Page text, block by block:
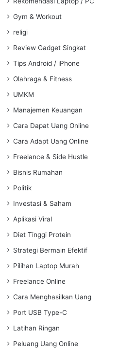
Gym & Workout
religi
Review Gadget Singkat
Tips Android / iPhone
Olahraga & Fitness
UMKM
Manajemen Keuangan
Cara Dapat Uang Online
Cara Adapt Uang Online
Freelance & Side Hustle
Bisnis Rumahan
Politik
Investasi & Saham
Aplikasi Viral
Diet Tinggi Protein
Strategi Bermain Efektif
Pilihan Laptop Murah
Freelance Online
Cara Menghasilkan Uang
Port USB Type-C
Latihan Ringan
Peluang Uang Online